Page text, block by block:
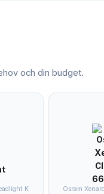
och din budget.
K Osram